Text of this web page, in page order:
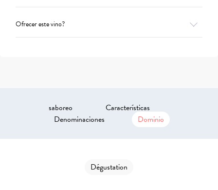
Ofrecer este vino?
saboreo
Características
Denominaciones
Dominio
Dégustation